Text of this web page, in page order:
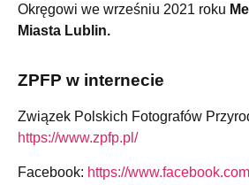
Okręgowi we wrześniu 2021 roku
Miasta Lublin.
ZPFP w internecie
Związek Polskich Fotografów
https://www.zpfp.pl/
Facebook: https://